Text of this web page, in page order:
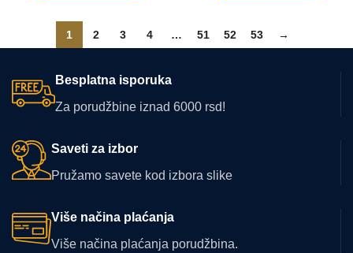
1 2 3 4 … 51 52 53 →
Besplatna isporuka
Za porudžbine iznad 6000 rsd!
Saveti za izbor
Pružamo savete kod izbora slike
Više načina plaćanja
Više načina plaćanja porudžbina.